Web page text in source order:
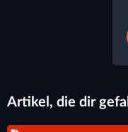
Artikel, die dir